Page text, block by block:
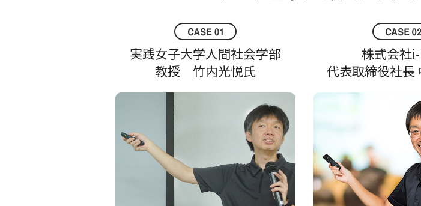
実践女子大学人間社会学部
教授 竹内光悦氏
株式会社
代表取締役社長